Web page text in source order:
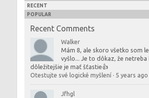
RECENT
POPULAR
Recent Comments
Walker
Mám 8, ale skoro všetko som
vyšlo... Je to dôkaz, že netreba
dôležitejšie je mať šťastie👍
Otestujte své logické myšlení· 5 years ago
Jfhgl